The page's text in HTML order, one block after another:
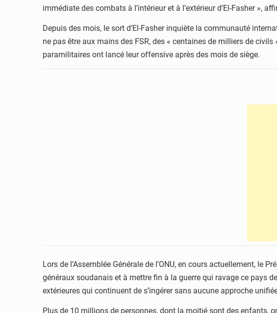
immédiate des combats à l’intérieur et à l’extérieur d’El-Fasher »,
Depuis des mois, le sort d’El-Fasher inquiète la communauté
ne pas être aux mains des FSR, des « centaines de milliers de
paramilitaires ont lancé leur offensive après des mois de siège.
Lors de l’Assemblée Générale de l’ONU, en cours actuellement, le
généraux soudanais et à mettre fin à la guerre qui ravage ce pays
extérieures qui continuent de s’ingérer sans aucune approche
Plus de 10 millions de personnes, dont la moitié sont des enfants,